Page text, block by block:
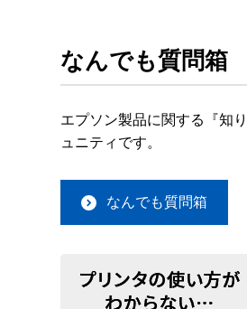
なんでも質問箱
エプソン製品に関する『知
ュニティです。
なんでも質問箱